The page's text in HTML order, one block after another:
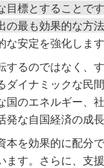
標とすることで
最も効果的な方法
安定を強化します
るのではなく、
イナミックな民
のエネルギー、
な自国経済の成
を効果的に配分
す。さらに、支